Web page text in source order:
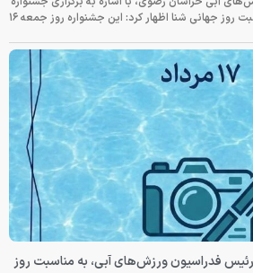
فدراسیون ورزش‌های آبی، به مناسبت روز